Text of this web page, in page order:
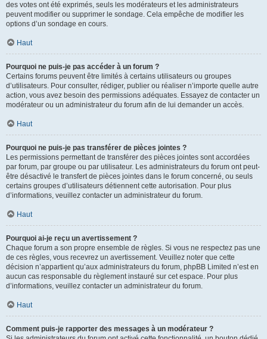
des votes ont été exprimés, seuls les modérateurs et les administrateurs
peuvent modifier ou supprimer le sondage. Cela empêche de modifier les
options d’un sondage en cours.
Haut
Pourquoi ne puis-je pas accéder à un forum ?
Certains forums peuvent être limités à certains utilisateurs ou groupes
d’utilisateurs. Pour consulter, rédiger, publier ou réaliser n’importe quelle autre
action, vous avez besoin des permissions adéquates. Essayez de contacter un
modérateur ou un administrateur du forum afin de lui demander un accès.
Haut
Pourquoi ne puis-je pas transférer de pièces jointes ?
Les permissions permettant de transférer des pièces jointes sont accordées
par forum, par groupe ou par utilisateur. Les administrateurs du forum ont peut-
être désactivé le transfert de pièces jointes dans le forum concerné, ou seuls
certains groupes d’utilisateurs détiennent cette autorisation. Pour plus
d’informations, veuillez contacter un administrateur du forum.
Haut
Pourquoi ai-je reçu un avertissement ?
Chaque forum a son propre ensemble de règles. Si vous ne respectez pas une
de ces règles, vous recevrez un avertissement. Veuillez noter que cette
décision n’appartient qu’aux administrateurs du forum, phpBB Limited n’est en
aucun cas responsable du règlement instauré sur cet espace. Pour plus
d’informations, veuillez contacter un administrateur du forum.
Haut
Comment puis-je rapporter des messages à un modérateur ?